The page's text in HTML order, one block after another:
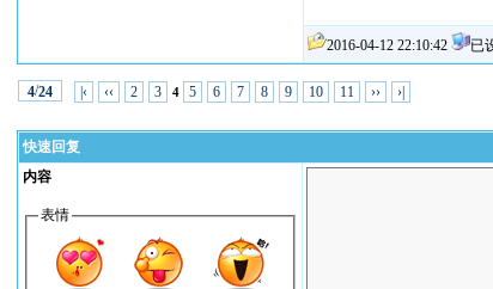
2016-04-12 22:10:42 已
4/24 |‹ ‹‹ 2 3 4 5 6 7 8 9 10 11 ›› ›|
快速回复
内容
表情